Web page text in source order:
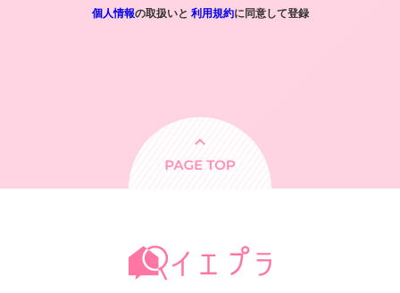
個人情報の取扱いと 利用規約に同意して登録